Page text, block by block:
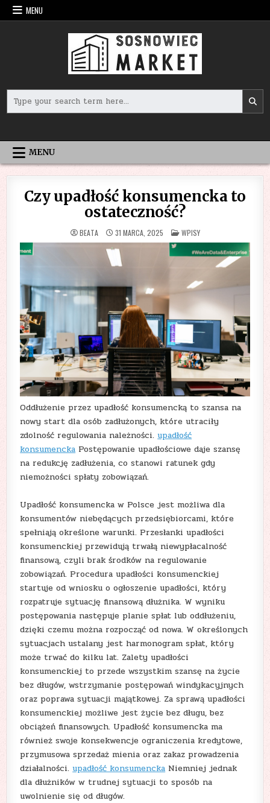
Skip
to
MENU
for:
MENU
Czy upadłość konsumencka to
ostateczność?
BEATA 31 MARCA, 2025 POSTED
IN
WPISY
Oddłużenie przez upadłość konsumencką to szansa na
nowy start dla osób zadłużonych, które utraciły
zdolność regulowania należności.upadłość
konsumencka Postępowanie upadłościowe daje szansę
na redukcję zadłużenia, co stanowi ratunek gdy
niemożności spłaty zobowiązań.
Upadłość konsumencka w Polsce jest możliwa dla
konsumentów niebędących przedsiębiorcami, które
spełniają określone warunki. Przesłanki upadłości
konsumenckiej przewidują trwałą niewypłacalność
finansową, czyli brak środków na regulowanie
zobowiązań. Procedura upadłości konsumenckiej
startuje od wniosku o ogłoszenie upadłości, który
rozpatruje sytuację finansową dłużnika. W wyniku
postępowania następuje planie spłat lub oddłużeniu,
dzięki czemu można rozpocząć od nowa. W określonych
sytuacjach ustalany jest harmonogram spłat, który
może trwać do kilku lat. Zalety upadłości
konsumenckiej to przede wszystkim szansę na życie
bez długów, wstrzymanie postępowań windykacyjnych
oraz poprawa sytuacji majątkowej. Za sprawą upadłości
konsumenckiej możliwe jest życie bez długu, bez
obciążeń finansowych. Upadłość konsumencka ma
również swoje konsekwencje ograniczenia kredytowe,
przymusowa sprzedaż mienia oraz zakaz prowadzenia
działalności.upadłość konsumencka Niemniej jednak
dla dłużników w trudnej sytuacji to sposób na
uwolnienie się od długów.